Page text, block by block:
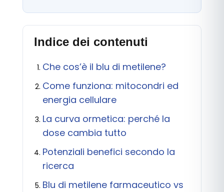
Indice dei contenuti
Che cos’è il blu di metilene?
Come funziona: mitocondri ed
energia cellulare
La curva ormetica: perché la
dose cambia tutto
Potenziali benefici secondo la
ricerca
Blu di metilene farmaceutico vs